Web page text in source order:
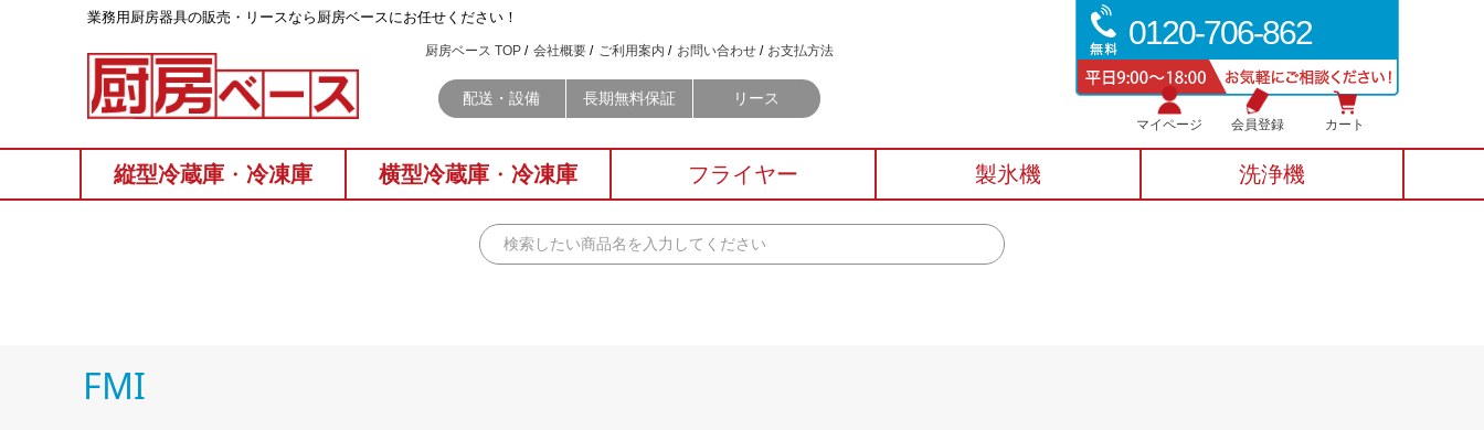
0120-706-862
業務⽤厨房器具の販売・リースなら厨房ベースにお任せください！
厨房ベース TOP 会社概要 ご利用案内 お問い合わせ お支払方法
配送・設備 長期無料保証 リース
マイページ 会員登録 カート
縦型冷蔵庫 ・ 冷凍庫 横型冷蔵庫 ・ 冷凍庫 フライヤー 製氷機 洗浄機
FMI